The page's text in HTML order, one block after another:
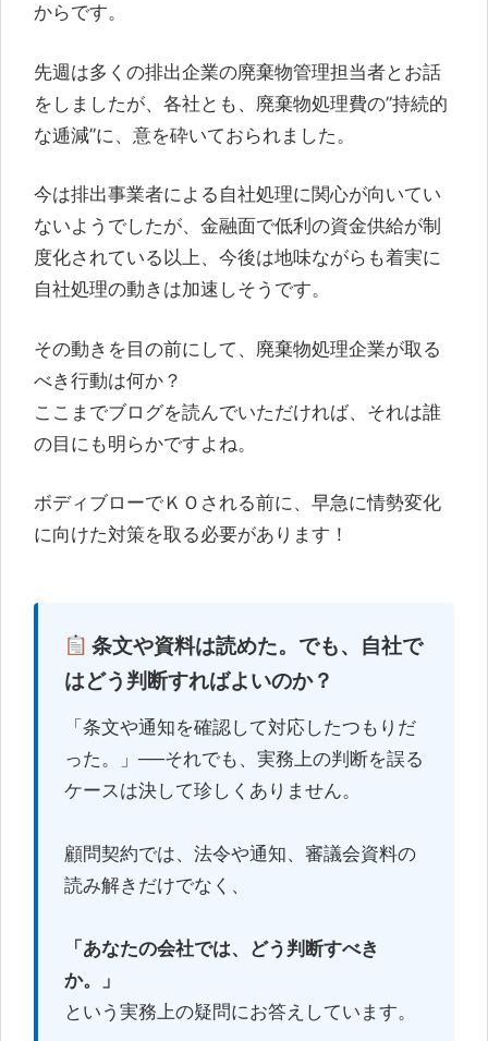
からです。
先週は多くの排出企業の廃棄物管理担当者とお話
をしましたが、各社とも、廃棄物処理費の”持続的
な逓減”に、意を砕いておられました。
今は排出事業者による自社処理に関心が向いてい
ないようでしたが、金融面で低利の資金供給が制
度化されている以上、今後は地味ながらも着実に
自社処理の動きは加速しそうです。
その動きを目の前にして、廃棄物処理企業が取る
べき行動は何か？
ここまでブログを読んでいただければ、それは誰
の目にも明らかですよね。
ボディブローでＫＯされる前に、早急に情勢変化
に向けた対策を取る必要があります！
条文や資料は読めた。でも、自社で
はどう判断すればよいのか？
「条文や通知を確認して対応したつもりだ
った。」──それでも、実務上の判断を誤る
ケースは決して珍しくありません。
顧問契約では、法令や通知、審議会資料の
読み解きだけでなく、
「あなたの会社では、どう判断すべき
か。」
という実務上の疑問にお答えしています。